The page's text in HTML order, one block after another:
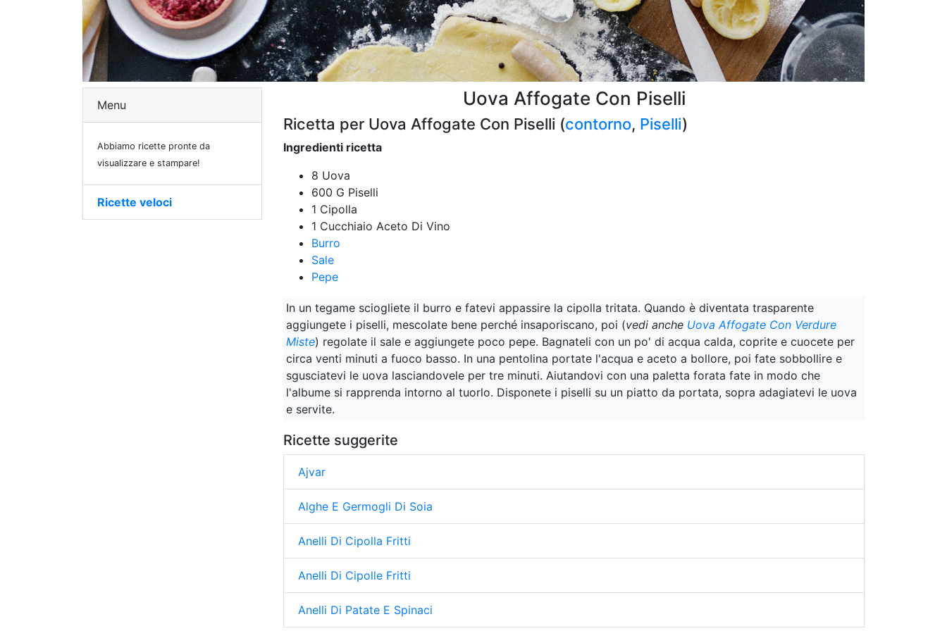
Menu
Abbiamo ricette pronte da
visualizzare e stampare!
Ricette veloci
Uova Affogate Con Piselli
Ricetta per Uova Affogate Con Piselli (contorno, Piselli)
Ingredienti ricetta
8 Uova
600 G Piselli
1 Cipolla
1 Cucchiaio Aceto Di Vino
Burro
Sale
Pepe
In un tegame sciogliete il burro e fatevi appassire la cipolla tritata. Quando è diventata trasparente
aggiungete i piselli, mescolate bene perché insaporiscano, poi (vedi anche Uova Affogate Con Verdure
Miste) regolate il sale e aggiungete poco pepe. Bagnateli con un po' di acqua calda, coprite e cuocete per
circa venti minuti a fuoco basso. In una pentolina portate l'acqua e aceto a bollore, poi fate sobbollire e
sgusciatevi le uova lasciandovele per tre minuti. Aiutandovi con una paletta forata fate in modo che
l'albume si rapprenda intorno al tuorlo. Disponete i piselli su un piatto da portata, sopra adagiatevi le uova
e servite.
Ricette suggerite
Ajvar
Alghe E Germogli Di Soia
Anelli Di Cipolla Fritti
Anelli Di Cipolle Fritti
Anelli Di Patate E Spinaci